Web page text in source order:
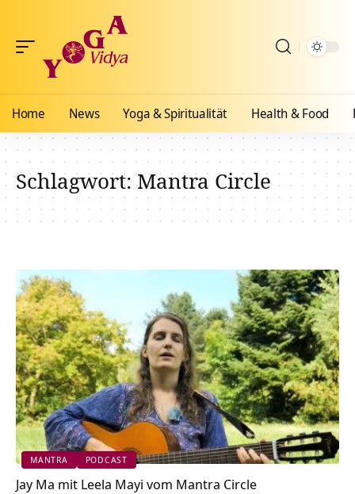
Home News Yoga & Spiritualität Health & Food
Schlagwort:Mantra Circle
MANTRA PODCAST
Jay Ma mit Leela Mayi vom Mantra Circle